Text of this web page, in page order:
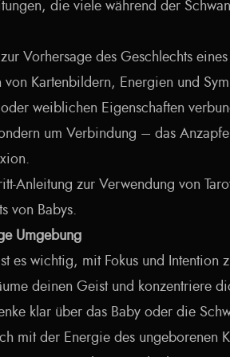
die viele während der
Vorhersage des Geschlechts eines
von Kartenbildern, Energien und
weiblichen Eigenschaften
um Verbindung – das
Anleitung zur Verwendung von
von Babys.
Umgebung
es wichtig, mit Fokus und Intention
deinen Geist und konzentriere
klar über das Baby oder die
mit der Energie des ungeborenen